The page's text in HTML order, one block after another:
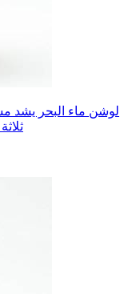
لوشن ماء البحر يشد